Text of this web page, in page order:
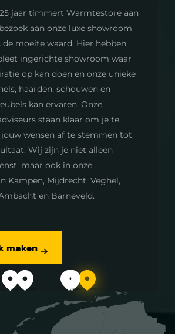
jaar timmert Warmtestore aan
aan onze luxe showroom
de moeite waard. Hier hebben
ingerichte showroom waar
op kan doen en onze unieke
haarden, schouwen en
kan ervaren. Onze
staan klaar om je te
jouw wensen af te stemmen tot
Wij zijn je niet alleen
maar ook in onze
Kampen, Mijdrecht, Veghel,
en Barneveld.
maken